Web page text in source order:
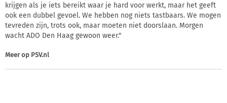
krijgen als je iets bereikt waar je hard voor werkt, maar het geeft
ook een dubbel gevoel. We hebben nog niets tastbaars. We mogen
tevreden zijn, trots ook, maar moeten niet doorslaan. Morgen
wacht ADO Den Haag gewoon weer."
Meer op PSV.nl